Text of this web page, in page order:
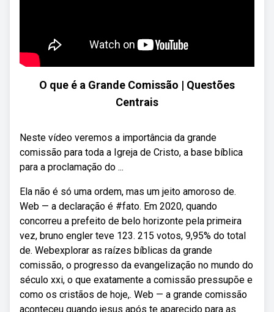
O que é a Grande Comissão | Questões
Centrais
Neste vídeo veremos a importância da grande
comissão para toda a Igreja de Cristo, a base bíblica
para a proclamação do ...
Ela não é só uma ordem, mas um jeito amoroso de.
Web — a declaração é #fato. Em 2020, quando
concorreu a prefeito de belo horizonte pela primeira
vez, bruno engler teve 123. 215 votos, 9,95% do total
de. Webexplorar as raízes bíblicas da grande
comissão, o progresso da evangelização no mundo do
século xxi, o que exatamente a comissão pressupõe e
como os cristãos de hoje,. Web — a grande comissão
aconteceu quando jesus após te aparecido para as